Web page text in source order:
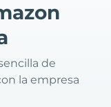
de
la empresa